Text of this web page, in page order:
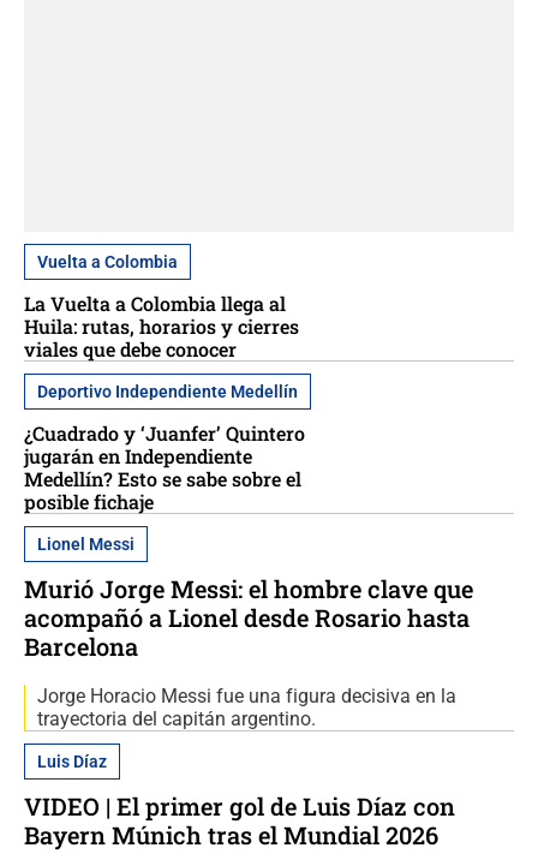
Vuelta a Colombia
La Vuelta a Colombia llega al
Huila: rutas, horarios y cierres
viales que debe conocer
Deportivo Independiente Medellín
¿Cuadrado y ‘Juanfer’ Quintero
jugarán en Independiente
Medellín? Esto se sabe sobre el
posible fichaje
Lionel Messi
Murió Jorge Messi: el hombre clave que
acompañó a Lionel desde Rosario hasta
Barcelona
Jorge Horacio Messi fue una figura decisiva en la
trayectoria del capitán argentino.
Luis Díaz
VIDEO | El primer gol de Luis Díaz con
Bayern Múnich tras el Mundial 2026